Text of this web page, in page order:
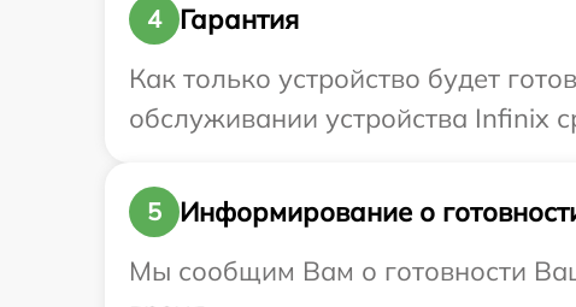
4
Гарантия
Как только устройство будет
обслуживании устройства Infinix
5
Информирование о
Мы сообщим Вам о готовности